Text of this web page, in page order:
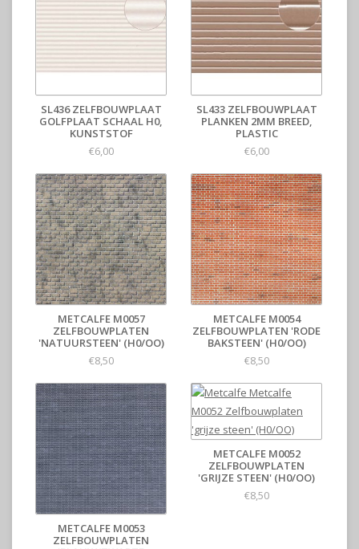
SL436 ZELFBOUWPLAAT
GOLFPLAAT SCHAAL H0,
KUNSTSTOF
€6,00
SL433 ZELFBOUWPLAAT
PLANKEN 2MM BREED,
PLASTIC
€6,00
METCALFE M0057
ZELFBOUWPLATEN
'NATUURSTEEN' (H0/OO)
€8,50
METCALFE M0054
ZELFBOUWPLATEN 'RODE
BAKSTEEN' (H0/OO)
€8,50
METCALFE M0053
ZELFBOUWPLATEN
METCALFE M0052
ZELFBOUWPLATEN
'GRIJZE STEEN' (H0/OO)
€8,50